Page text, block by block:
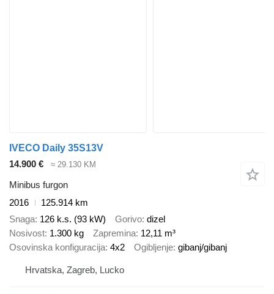
IVECO Daily 35S13V
14.900 €
≈ 29.130 KM
Minibus furgon
2016
125.914 km
Snaga 126 k.s. (93 kW) Gorivo dizel
Nosivost 1.300 kg Zapremina 12,11 m³
Osovinska konfiguracija 4x2 Ogibljenje gibanj/gibanj
Hrvatska, Zagreb, Lucko